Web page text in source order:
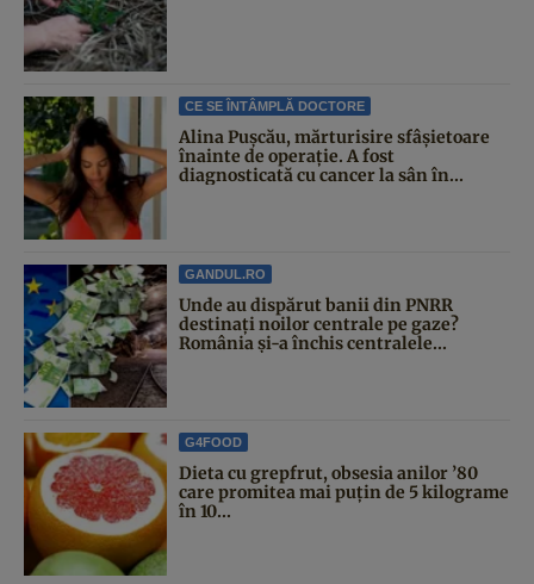
CE SE ÎNTÂMPLĂ DOCTORE
Alina Pușcău, mărturisire sfâșietoare
înainte de operație. A fost
diagnosticată cu cancer la sân în...
GANDUL.RO
Unde au dispărut banii din PNRR
destinați noilor centrale pe gaze?
România și-a închis centralele...
G4FOOD
Dieta cu grepfrut, obsesia anilor ’80
care promitea mai puțin de 5 kilograme
în 10...